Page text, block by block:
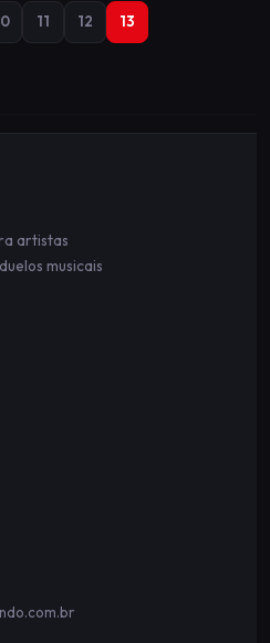
11 12 13
artistas
musicais